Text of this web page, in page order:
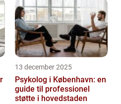
13 december 2025
Psykolog i København: en
guide til professionel
støtte i hovedstaden